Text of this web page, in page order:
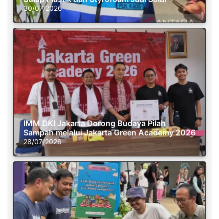
30/07/2026
IMM DKI Jakarta Dorong Budaya Pilah
Sampah melalui Jakarta Green Academy 2026
28/07/2026